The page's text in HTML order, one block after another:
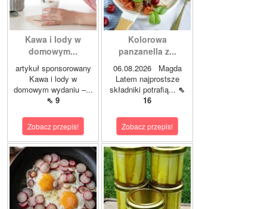
Kawa i lody w
domowym...
artykuł sponsorowany
Kawa i lody w
domowym wydaniu –...
⇖ 9
Zobacz przepis!
Kolorowa
panzanella z...
06.08.2026 Magda
Latem najprostsze
składniki potrafią... ⇖
16
Zobacz przepis!